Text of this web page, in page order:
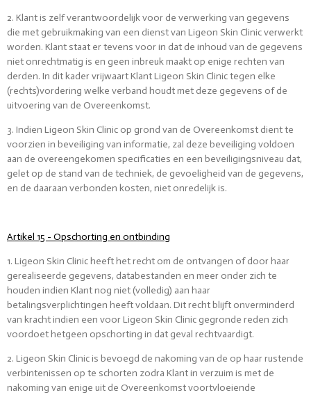
2. Klant is zelf verantwoordelijk voor de verwerking van gegevens
die met gebruikmaking van een dienst van Ligeon Skin Clinic verwerkt
worden. Klant staat er tevens voor in dat de inhoud van de gegevens
niet onrechtmatig is en geen inbreuk maakt op enige rechten van
derden. In dit kader vrijwaart Klant Ligeon Skin Clinic tegen elke
(rechts)vordering welke verband houdt met deze gegevens of de
uitvoering van de Overeenkomst.
3. Indien Ligeon Skin Clinic op grond van de Overeenkomst dient te
voorzien in beveiliging van informatie, zal deze beveiliging voldoen
aan de overeengekomen specificaties en een beveiligingsniveau dat,
gelet op de stand van de techniek, de gevoeligheid van de gegevens,
en de daaraan verbonden kosten, niet onredelijk is.
Artikel 15 - Opschorting en ontbinding
1. Ligeon Skin Clinic heeft het recht om de ontvangen of door haar
gerealiseerde gegevens, databestanden en meer onder zich te
houden indien Klant nog niet (volledig) aan haar
betalingsverplichtingen heeft voldaan. Dit recht blijft onverminderd
van kracht indien een voor Ligeon Skin Clinic gegronde reden zich
voordoet hetgeen opschorting in dat geval rechtvaardigt.
2. Ligeon Skin Clinic is bevoegd de nakoming van de op haar rustende
verbintenissen op te schorten zodra Klant in verzuim is met de
nakoming van enige uit de Overeenkomst voortvloeiende